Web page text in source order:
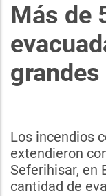
Más de
Los incendios
extendieron
Seferihisar, en
cantidad de